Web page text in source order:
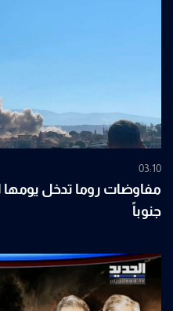
03:10
مفاوضات روما تدخل يومها
جنوباً